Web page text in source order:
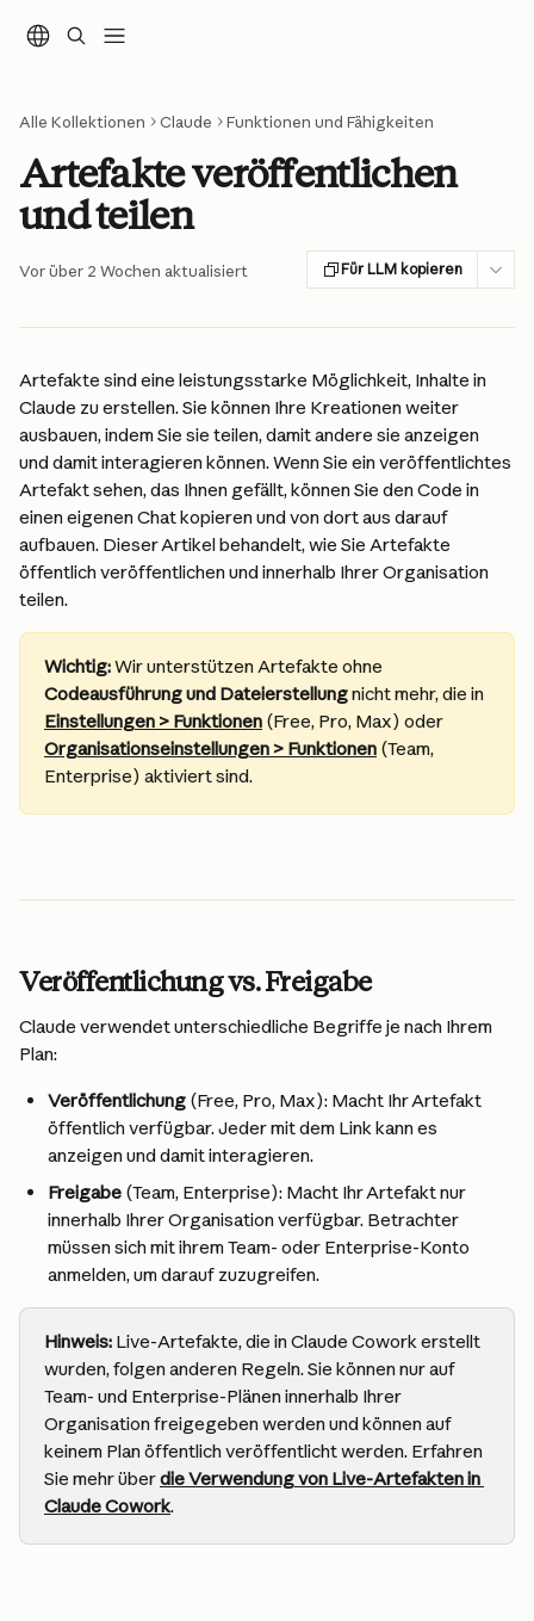
Alle Kollektionen Claude Funktionen und Fähigkeiten
Artefakte veröffentlichen
und teilen
Vor über 2 Wochen aktualisiert Für LLM kopieren
Artefakte sind eine leistungsstarke Möglichkeit, Inhalte in
Claude zu erstellen. Sie können Ihre Kreationen weiter
ausbauen, indem Sie sie teilen, damit andere sie anzeigen
und damit interagieren können. Wenn Sie ein veröffentlichtes
Artefakt sehen, das Ihnen gefällt, können Sie den Code in
einen eigenen Chat kopieren und von dort aus darauf
aufbauen. Dieser Artikel behandelt, wie Sie Artefakte
öffentlich veröffentlichen und innerhalb Ihrer Organisation
teilen.
Wichtig: Wir unterstützen Artefakte ohne
Codeausführung und Dateierstellung nicht mehr, die in
Einstellungen > Funktionen (Free, Pro, Max) oder
Organisationseinstellungen > Funktionen (Team,
Enterprise) aktiviert sind.
Veröffentlichung vs. Freigabe
Claude verwendet unterschiedliche Begriffe je nach Ihrem
Plan:
Veröffentlichung (Free, Pro, Max): Macht Ihr Artefakt
öffentlich verfügbar. Jeder mit dem Link kann es
anzeigen und damit interagieren.
Freigabe (Team, Enterprise): Macht Ihr Artefakt nur
innerhalb Ihrer Organisation verfügbar. Betrachter
müssen sich mit ihrem Team- oder Enterprise-Konto
anmelden, um darauf zuzugreifen.
Hinweis: Live-Artefakte, die in Claude Cowork erstellt
wurden, folgen anderen Regeln. Sie können nur auf
Team- und Enterprise-Plänen innerhalb Ihrer
Organisation freigegeben werden und können auf
keinem Plan öffentlich veröffentlicht werden. Erfahren
Sie mehr über die Verwendung von Live-Artefakten in
Claude Cowork.